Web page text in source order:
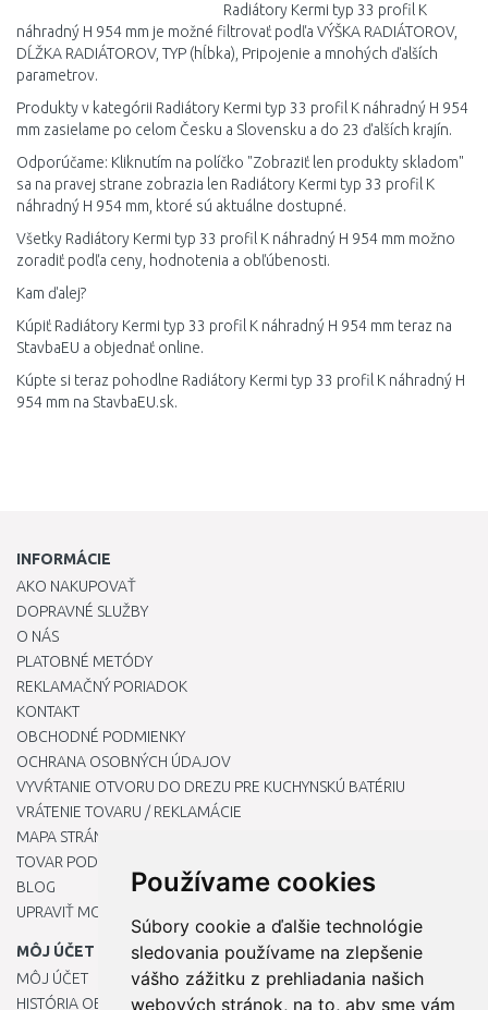
Používame cookies
Súbory cookie a ďalšie technológie
sledovania používame na zlepšenie
vášho zážitku z prehliadania našich
webových stránok, na to, aby sme vám
Radiátory Kermi typ 33 profil K
náhradný H 954 mm je možné filtrovať podľa VÝŠKA RADIÁTOROV,
DĹŽKA RADIÁTOROV, TYP (hĺbka), Pripojenie a mnohých ďalších
parametrov.
Produkty v kategórii Radiátory Kermi typ 33 profil K náhradný H 954
mm zasielame po celom Česku a Slovensku a do 23 ďalších krajín.
Odporúčame: Kliknutím na políčko "Zobraziť len produkty skladom"
sa na pravej strane zobrazia len Radiátory Kermi typ 33 profil K
náhradný H 954 mm, ktoré sú aktuálne dostupné.
Všetky Radiátory Kermi typ 33 profil K náhradný H 954 mm možno
zoradiť podľa ceny, hodnotenia a obľúbenosti.
Kam ďalej?
Kúpiť Radiátory Kermi typ 33 profil K náhradný H 954 mm teraz na
StavbaEU a objednať online.
Kúpte si teraz pohodlne Radiátory Kermi typ 33 profil K náhradný H
954 mm na StavbaEU.sk.
INFORMÁCIE
AKO NAKUPOVAŤ
DOPRAVNÉ SLUŽBY
O NÁS
PLATOBNÉ METÓDY
REKLAMAČNÝ PORIADOK
KONTAKT
OBCHODNÉ PODMIENKY
OCHRANA OSOBNÝCH ÚDAJOV
VYVŔTANIE OTVORU DO DREZU PRE KUCHYNSKÚ BATÉRIU
VRÁTENIE TOVARU / REKLAMÁCIE
MAPA STRÁNOK
TOVAR PODĽA ZNAČIEK
BLOG
UPRAVIŤ MOJE PREDVOĽBY COOKIES
MÔJ ÚČET
MÔJ ÚČET
HISTÓRIA OBJEDNÁVOK